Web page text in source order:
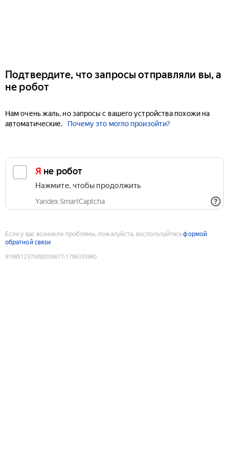
Подтвердите, что запросы отправляли вы, а
не робот
Нам очень жаль, но запросы с вашего устройства похожи на
автоматические.
Почему это могло произойти?
Я не робот
Нажмите, чтобы продолжить
Yandex SmartCaptcha
Если у вас возникли проблемы, пожалуйста, воспользуйтесьформой
обратной связи
9198512575892038617:1786335960